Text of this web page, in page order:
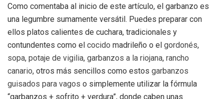
Como comentaba al inicio de este artículo, el garbanzo es
una legumbre sumamente versátil. Puedes preparar con
ellos platos calientes de cuchara, tradicionales y
contundentes como el cocido madrileño o el gordonés,
sopa, potaje de vigilia, garbanzos a la riojana, rancho
canario, otros más sencillos como estos garbanzos
guisados para vagos o simplemente utilizar la fórmula
“garbanzos + sofrito + verdura”, donde caben unas